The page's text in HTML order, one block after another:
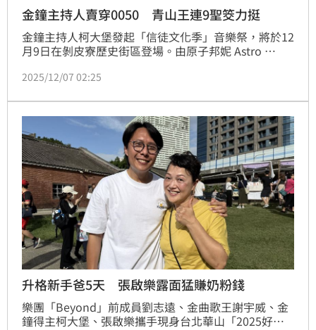
金鐘主持人賣穿0050 青山王連9聖筊力挺
金鐘主持人柯大堡發起「信徒文化季」音樂祭，將於12
月9日在剝皮寮歷史街區登場。由原子邦妮 Astro
燙Diiton、李昀陵、鳳鳴齋／法比以及柯大堡輪番上
的創作能量與都市信仰溫度，也呼應供奉於青山宮的兩
位青山夫人顯慶妃與慶安妃。
2025/12/07 02:25
升格新手爸5天 張啟樂露面猛賺奶粉錢
樂團「Beyond」前成員劉志遠、金曲歌王謝宇威、金
鐘得主柯大堡、張啟樂攜手現身台北華山「2025好友